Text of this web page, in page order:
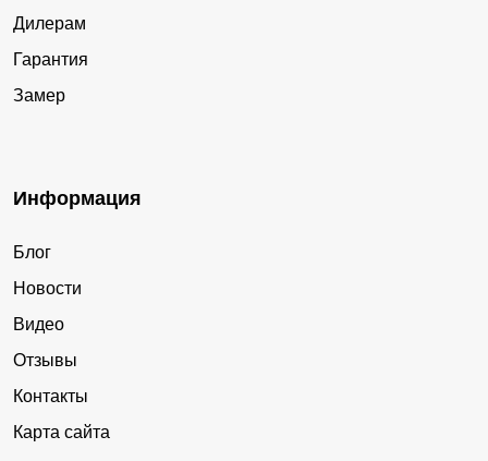
Дилерам
Гарантия
Замер
Информация
Блог
Новости
Видео
Отзывы
Контакты
Карта сайта